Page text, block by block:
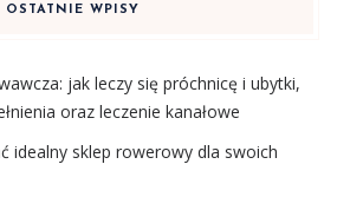
OSTATNIE WPISY
jak leczy się próchnicę i ubytki,
oraz leczenie kanałowe
idealny sklep rowerowy dla swoich